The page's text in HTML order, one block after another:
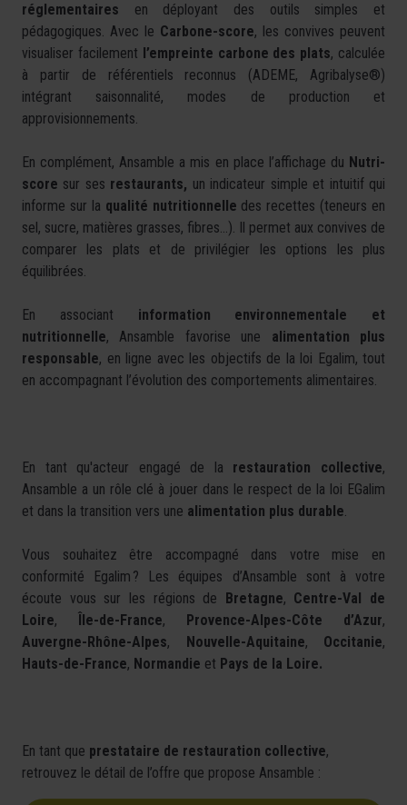
réglementaires en déployant des outils simples et
pédagogiques. Avec le Carbone-score, les convives peuvent
visualiser facilement l’empreinte carbone des plats, calculée
à partir de référentiels reconnus (ADEME, Agribalyse®)
intégrant saisonnalité, modes de production et
approvisionnements.
En complément, Ansamble a mis en place l’affichage du Nutri-
score sur ses restaurants, un indicateur simple et intuitif qui
informe sur la qualité nutritionnelle des recettes (teneurs en
sel, sucre, matières grasses, fibres…). Il permet aux convives de
comparer les plats et de privilégier les options les plus
équilibrées.
En associant information environnementale et
nutritionnelle, Ansamble favorise une alimentation plus
responsable, en ligne avec les objectifs de la loi Egalim, tout
en accompagnant l’évolution des comportements alimentaires.
En tant qu'acteur engagé de la restauration collective,
Ansamble a un rôle clé à jouer dans le respect de la loi EGalim
et dans la transition vers une alimentation plus durable.
Vous souhaitez être accompagné dans votre mise en
conformité Egalim ? Les équipes d’Ansamble sont à votre
écoute vous sur les régions de Bretagne, Centre-Val de
Loire, Île-de-France, Provence-Alpes-Côte d’Azur,
Auvergne-Rhône-Alpes, Nouvelle-Aquitaine, Occitanie,
Hauts-de-France, Normandie et Pays de la Loire.
En tant que prestataire de restauration collective,
retrouvez le détail de l’offre que propose Ansamble :